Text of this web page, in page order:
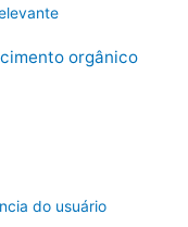
orgânico
do usuário